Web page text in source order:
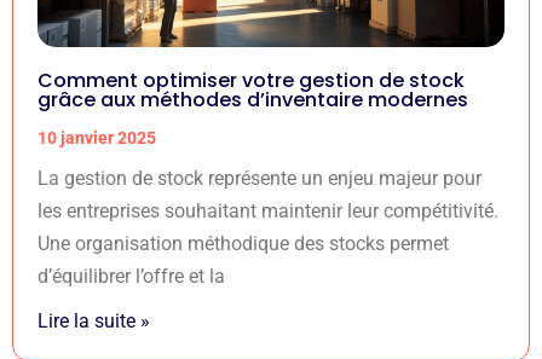
Comment optimiser votre gestion de stock
grâce aux méthodes d’inventaire modernes
10 janvier 2025
La gestion de stock représente un enjeu majeur pour
les entreprises souhaitant maintenir leur compétitivité.
Une organisation méthodique des stocks permet
d’équilibrer l’offre et la
Lire la suite »